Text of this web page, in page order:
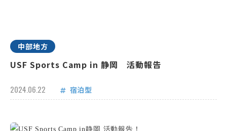
中部地方
USF Sports Camp in 静岡 活動報告
2024.06.22 宿泊型